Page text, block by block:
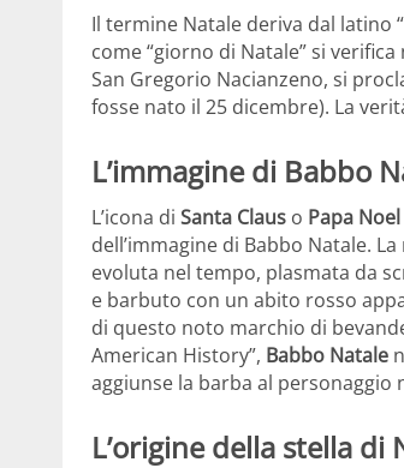
Il termine Natale deriva dal latino
come “giorno di Natale” si
San Gregorio Nacianzeno, si
fosse nato il 25 dicembre). La
L’immagine di Babbo
L’icona di Santa Claus o Papa Noel
dell’immagine di Babbo Natale.
evoluta nel tempo, plasmata da
e barbuto con un abito rosso
di questo noto marchio di
American History”, Babbo Natale
aggiunse la barba al personaggio
L’origine della stella di